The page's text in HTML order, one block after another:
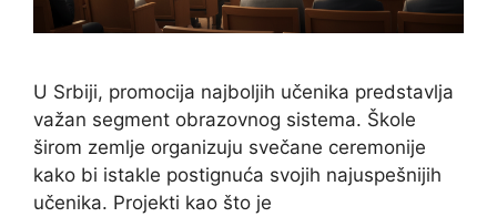
U Srbiji, promocija najboljih učenika predstavlja
važan segment obrazovnog sistema. Škole
širom zemlje organizuju svečane ceremonije
kako bi istakle postignuća svojih najuspešnijih
učenika. Projekti kao što je